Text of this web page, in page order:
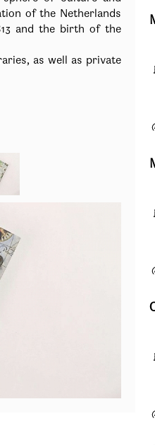
Пройти опрос
of the Netherlands
and the birth of the
as well as private